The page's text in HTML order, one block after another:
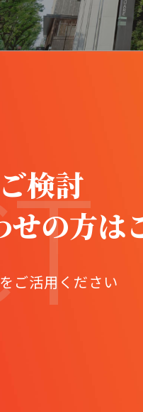
検討
せの方は
ご活用ください